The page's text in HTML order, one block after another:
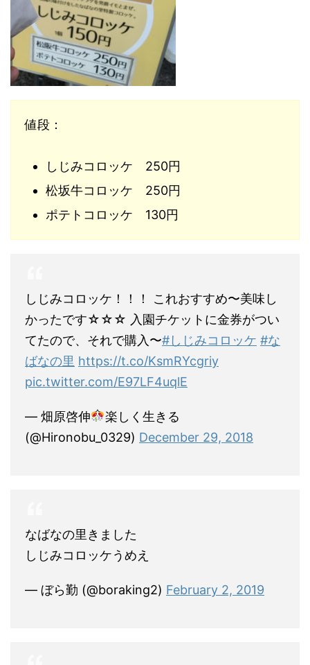
値段：
しじみコロッケ 250円
松坂牛コロッケ 250円
ポテトコロッケ 130円
しじみコロッケ！！！ これおすすめ〜美味し
かったです☆☆☆ 入園チケットに金券がつい
てたので、それで購入〜#しじみコロッケ #な
ばなの里 https://t.co/KsmRYcgriy
pic.twitter.com/E97LF4uqlE
— 畑原啓伸
楽しく生きる
(@Hironobu_0329) December 29, 2018
なばなの里きました
しじみコロッケうめえ
— ぼら勤 (@boraking2) February 2, 2019